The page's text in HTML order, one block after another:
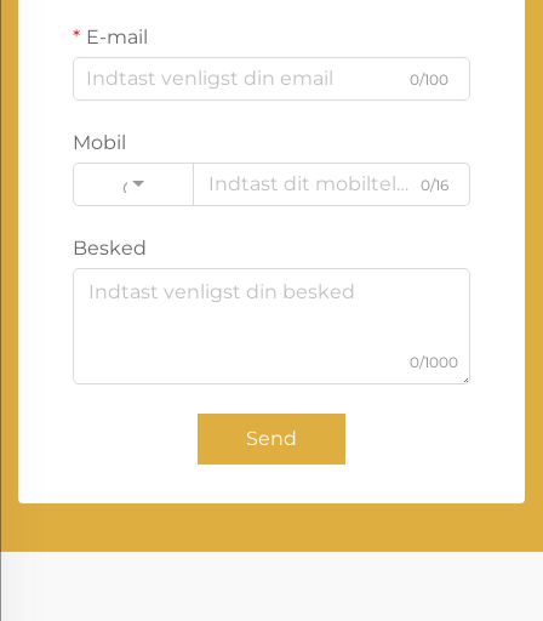
E-mail
0/100
Mobil
Code
0/16
Besked
0/1000
Send